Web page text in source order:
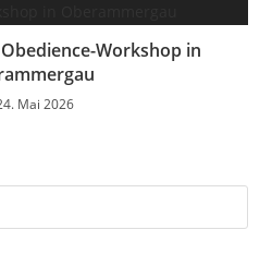
Obedience-Workshop in
Mai 2026